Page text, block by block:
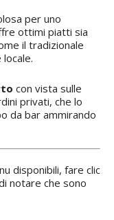
per uno
ottimi piatti sia
il tradizionale
con vista sulle
privati, che lo
da bar ammirando
disponibili, fare clic
notare che sono